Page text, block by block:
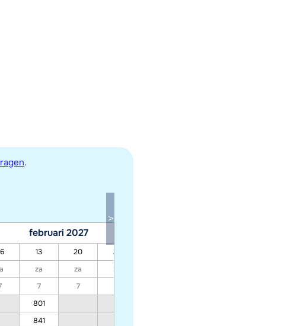
.
februari 2027
13 20 27
za za za
7 7
801
841